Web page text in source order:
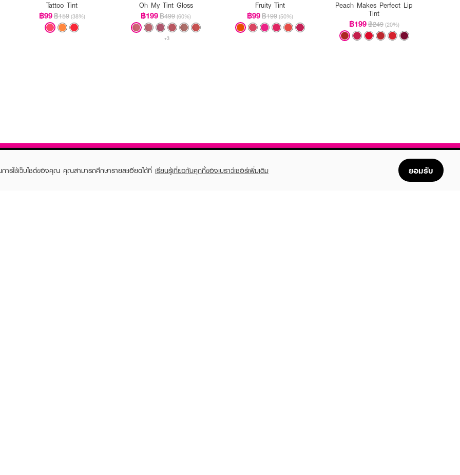
Tattoo Tint
฿99฿159 (38%)
Oh My Tint Gloss
฿199฿499 (60%)
+3
Fruity Tint
฿99฿199 (50%)
Peach Makes Perfect Lip
Tint
฿199฿249 (20%)
ารใช้เว็บไซต์ของคุณ คุณสามารถศึกษารายละเอียดได้ที่ เรียนรู้เกี่ยวกับคุกกี้ของเบราว์เซอร์เพิ่มเติม ยอมรับ